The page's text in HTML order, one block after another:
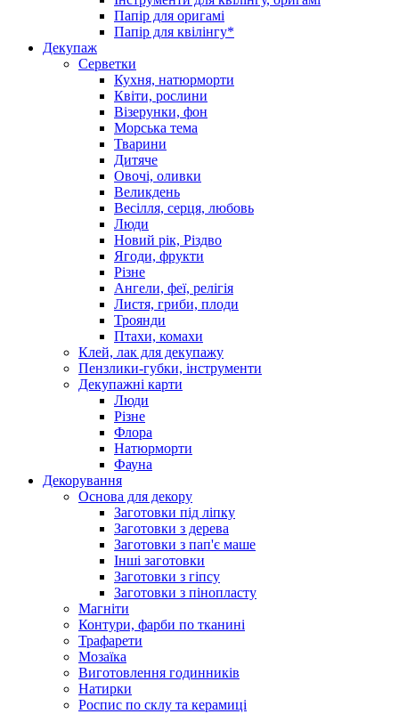
Папір для оригамі
Папір для квілінгу*
Декупаж
Серветки
Кухня, натюрморти
Квіти, рослини
Візерунки, фон
Морська тема
Тварини
Дитяче
Овочі, оливки
Великдень
Весілля, серця, любовь
Люди
Новий рік, Різдво
Ягоди, фрукти
Різне
Ангели, феї, релігія
Листя, гриби, плоди
Троянди
Птахи, комахи
Клей, лак для декупажу
Пензлики-губки, інструменти
Декупажні карти
Люди
Різне
Флора
Натюрморти
Фауна
Декорування
Основа для декору
Заготовки під ліпку
Заготовки з дерева
Заготовки з пап'є маше
Інші заготовки
Заготовки з гіпсу
Заготовки з пінопласту
Магніти
Контури, фарби по тканині
Трафарети
Мозаїка
Виготовлення годинників
Натирки
Роспис по склу та керамиці